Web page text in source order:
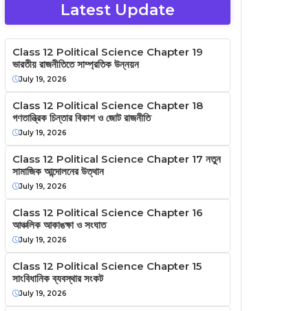
Latest Update
Class 12 Political Science Chapter 19
ভারতীয় রাজনীতিতে সাম্প্রতিক উন্নয়ন
July 19, 2026
Class 12 Political Science Chapter 18
গণতান্ত্রিক চিন্তার বিকাশ ও জোট রাজনীতি
July 19, 2026
Class 12 Political Science Chapter 17 নতুন
সামাজিক আন্দোলনের উত্থান
July 19, 2026
Class 12 Political Science Chapter 16
আঞ্চলিক আকাঙক্ষা ও সংঘাত
July 19, 2026
Class 12 Political Science Chapter 15
সাংবিধানিক ব্যবস্থার সংকট
July 19, 2026